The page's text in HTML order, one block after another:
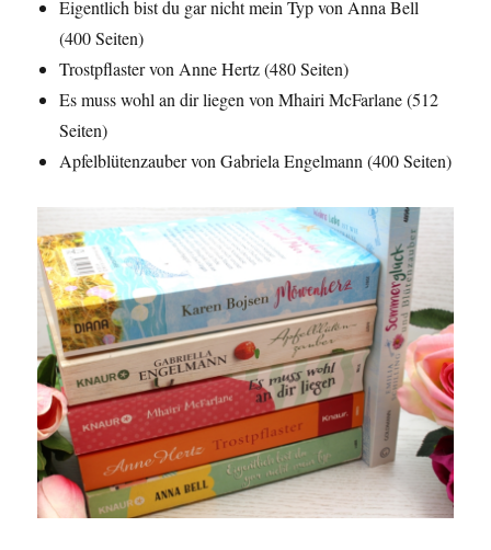
Eigentlich bist du gar nicht mein Typ von Anna Bell
(400 Seiten)
Trostpflaster von Anne Hertz (480 Seiten)
Es muss wohl an dir liegen von Mhairi McFarlane (512
Seiten)
Apfelblütenzauber von Gabriela Engelmann (400 Seiten)